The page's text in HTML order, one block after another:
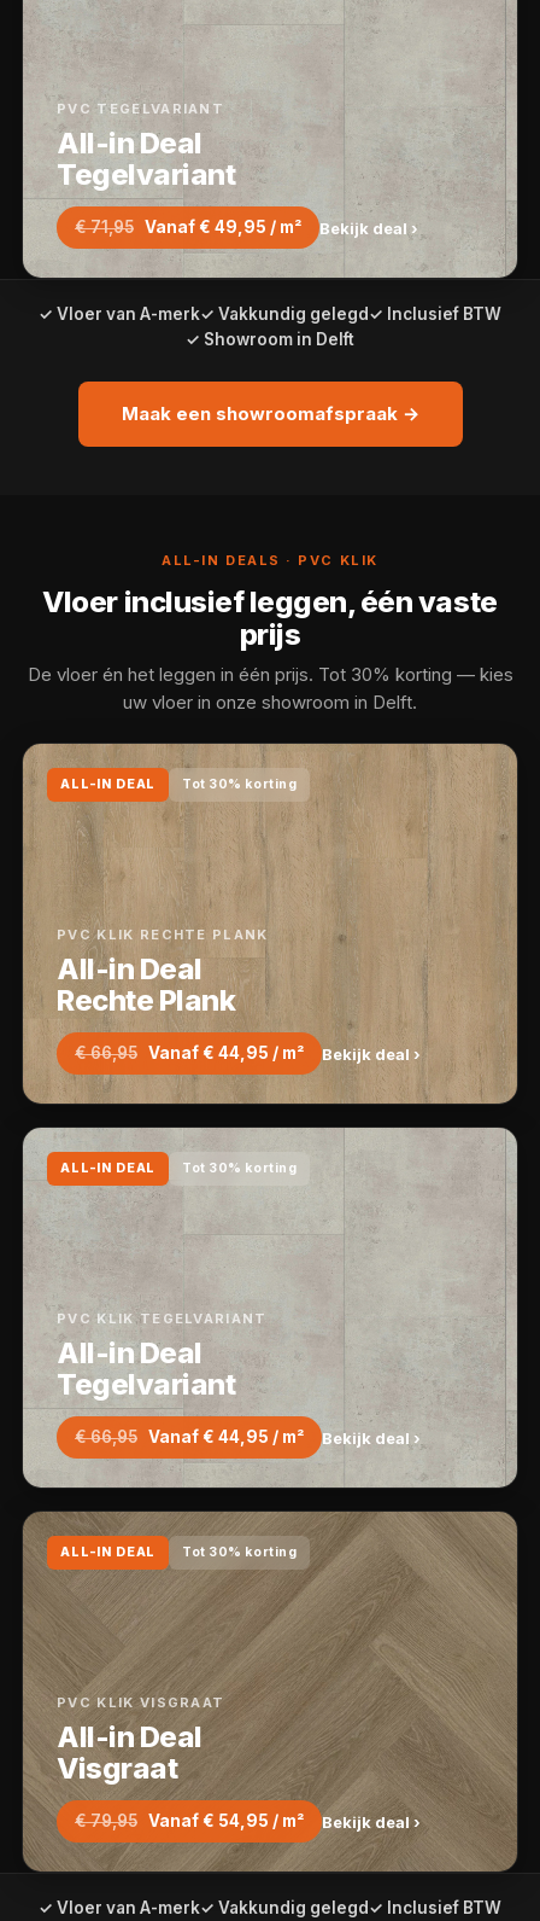
PVC TEGELVARIANT
All-in Deal
Tegelvariant
€ 71,95 Vanaf € 49,95 / m² Bekijk deal ›
✓ Vloer van A-merk✓ Vakkundig gelegd✓ Inclusief BTW
✓ Showroom in Delft
Maak een showroomafspraak →
ALL-IN DEALS · PVC KLIK
Vloer inclusief leggen, één vaste
prijs
De vloer én het leggen in één prijs. Tot 30% korting — kies
uw vloer in onze showroom in Delft.
ALL-IN DEAL Tot 30% korting
PVC KLIK RECHTE PLANK
All-in Deal
Rechte Plank
€ 66,95 Vanaf € 44,95 / m² Bekijk deal ›
ALL-IN DEAL Tot 30% korting
PVC KLIK TEGELVARIANT
All-in Deal
Tegelvariant
€ 66,95 Vanaf € 44,95 / m² Bekijk deal ›
ALL-IN DEAL Tot 30% korting
PVC KLIK VISGRAAT
All-in Deal
Visgraat
€ 79,95 Vanaf € 54,95 / m² Bekijk deal ›
✓ Vloer van A-merk✓ Vakkundig gelegd✓ Inclusief BTW